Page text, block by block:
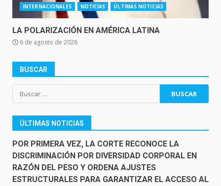
INTERNACIONALES NOTICIAS ÚLTIMAS NOTICIAS
LA POLARIZACIÓN EN AMÉRICA LATINA
6 de agosto de 2026
BUSCAR
Buscar:
ÚLTIMAS NOTICIAS
POR PRIMERA VEZ, LA CORTE RECONOCE LA
DISCRIMINACIÓN POR DIVERSIDAD CORPORAL EN
RAZÓN DEL PESO Y ORDENA AJUSTES
ESTRUCTURALES PARA GARANTIZAR EL ACCESO AL